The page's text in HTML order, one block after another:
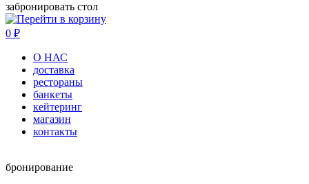
забронировать стол
0 ₽
О НАС
доставка
рестораны
банкеты
кейтеринг
магазин
контакты
бронирование